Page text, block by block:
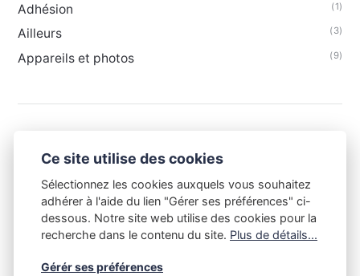
Adhésion (1)
Ailleurs (3)
Appareils et photos (9)
Ce site utilise des cookies
Sélectionnez les cookies auxquels vous souhaitez
adhérer à l'aide du lien "Gérer ses préférences" ci-
dessous. Notre site web utilise des cookies pour la
recherche dans le contenu du site. Plus de détails...
Gérér ses préférences